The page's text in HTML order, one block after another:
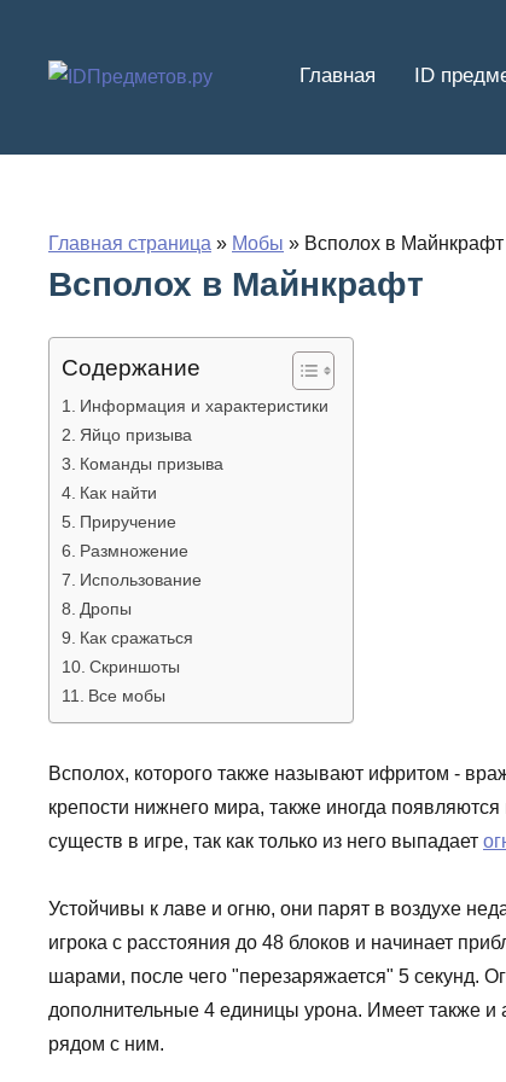
содержимому
Главная ID
Главная страница » Мобы » Всполох в Майнкрафт
Всполох в Майнкрафт
Содержание
Информация и характеристики
Яйцо призыва
Команды призыва
Как найти
Приручение
Размножение
Использование
Дропы
Как сражаться
Скриншоты
Все мобы
Всполох, которого также называют ифритом -
крепости нижнего мира, также иногда
существ в игре, так как только из него выпадает
Устойчивы к лаве и огню, они парят в воздухе
игрока с расстояния до 48 блоков и начинает
шарами, после чего "перезаряжается" 5 секунд.
дополнительные 4 единицы урона. Имеет также и
рядом с ним.